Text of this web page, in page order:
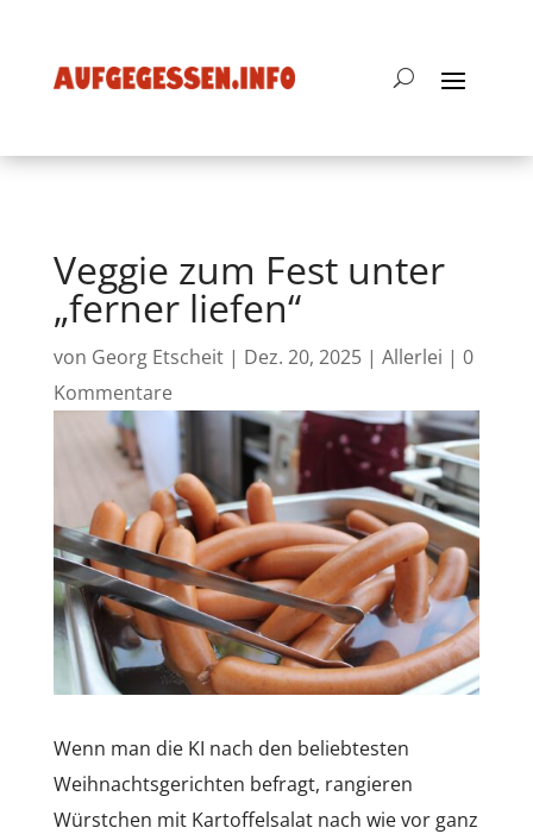
Veggie zum Fest unter
„ferner liefen“
von Georg Etscheit| Dez. 20, 2025| Allerlei | 0
Kommentare
Wenn man die KI nach den beliebtesten
Weihnachtsgerichten befragt, rangieren
Würstchen mit Kartoffelsalat nach wie vor ganz